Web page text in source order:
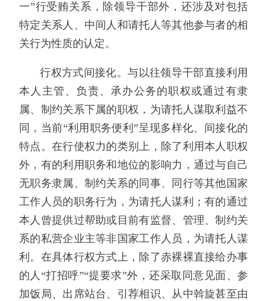
一”行受贿关系，除领导干部外，还涉及对包括
特定关系人、中间人和请托人等其他参与者的相
关行为性质的认定。
行权方式间接化。与以往领导干部直接利用
本人主管、负责、承办公务的职权或通过有隶
属、制约关系下属的职权，为请托人谋取利益不
同，当前“利用职务便利”呈现多样化、间接化的
特点。在行使权力的类别上，除了利用本人职权
外，有的利用职务和地位的影响力，通过与自己
无职务隶属、制约关系的同事、同行等其他国家
工作人员的职务行为，为请托人谋利；有的通过
本人曾提供过帮助或目前有监督、管理、制约关
系的私营企业主等非国家工作人员，为请托人谋
利。在具体行权方式上，除了赤裸裸直接给办事
的人“打招呼”“提要求”外，还采取同意见面、参
加饭局、出席站台、引荐相识、从中斡旋甚至由